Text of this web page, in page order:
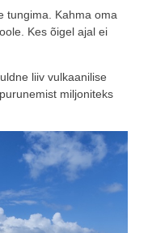
tungima. Kahma oma
Kes õigel ajal ei
liiv vulkaanilise
miljoniteks